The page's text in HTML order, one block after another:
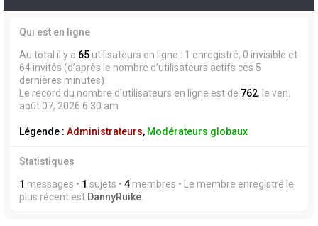
Qui est en ligne
Au total il y a 65 utilisateurs en ligne : 1 enregistré, 0 invisible et
64 invités (d’après le nombre d’utilisateurs actifs ces 5
dernières minutes)
Le record du nombre d’utilisateurs en ligne est de 762, le ven.
août 07, 2026 6:30 am
Légende : Administrateurs, Modérateurs globaux
Statistiques
1 messages • 1 sujets • 4 membres • Le membre enregistré le
plus récent est DannyRuike